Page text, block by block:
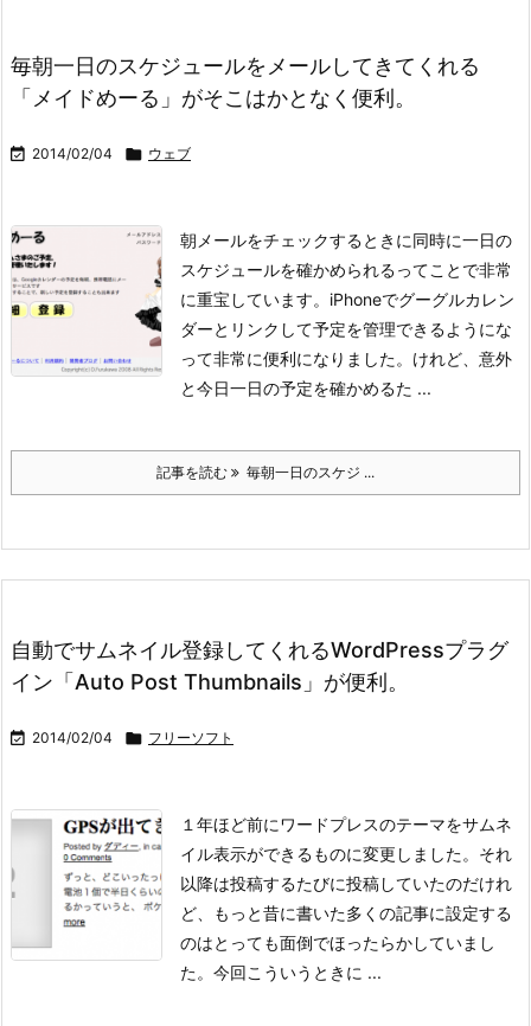
毎朝一日のスケジュールをメールしてきてくれる
「メイドめーる」がそこはかとなく便利。
 2014/02/04  ウェブ
朝メールをチェックするときに同時に一日の
スケジュールを確かめられるってことで非常
に重宝しています。iPhoneでグーグルカレン
ダーとリンクして予定を管理できるようにな
って非常に便利になりました。けれど、意外
と今日一日の予定を確かめるた ...
記事を読む 毎朝一日のスケジ ...
自動でサムネイル登録してくれるWordPressプラグ
イン「Auto Post Thumbnails」が便利。
 2014/02/04  フリーソフト
１年ほど前にワードプレスのテーマをサムネ
イル表示ができるものに変更しました。それ
以降は投稿するたびに投稿していたのだけれ
ど、もっと昔に書いた多くの記事に設定する
のはとっても面倒でほったらかしていまし
た。 今回こういうときに ...